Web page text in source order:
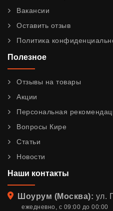
Вакансии
Оставить отзыв
Политика
Полезное
Отзывы на товары
Акции
Персональная
Вопросы Кире
Статьи
Новости
Наши контакты
Адрес
Шоурум (Москва): ул.
ежедневно, с 09:00 до 00:00